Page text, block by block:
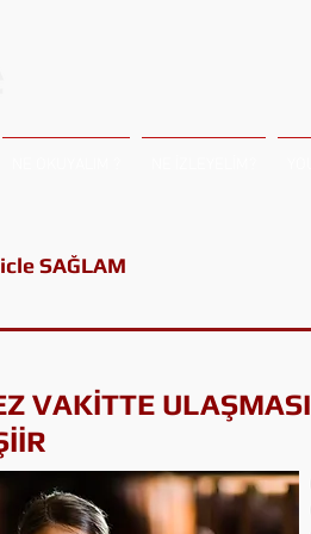
SAĞLAM
VAKİTTE ULAŞMASI